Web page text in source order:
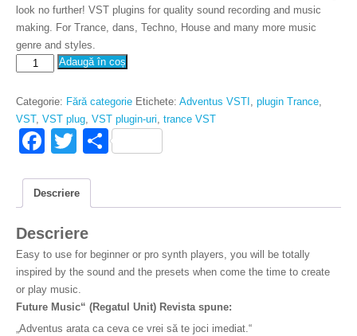
look no further! VST plugins for quality sound recording and music
making. For Trance, dans, Techno, House and many more music
genre and styles.
Adventus
cantitate
Adaugă în coș
Categorie: Fără categorie Etichete: Adventus VSTI , plugin Trance,
VST, VST plug, VST plugin-uri, trance VST
F
c
b
o
o
k
T
tt
er
S
e
Descriere
Descriere
Easy to use for beginner or pro synth players, you will be totally
inspired by the sound and the presets when come the time to create
or play music.
Future Music“ (Regatul Unit) Revista spune:
„Adventus arata ca ceva ce vrei să te joci imediat.“